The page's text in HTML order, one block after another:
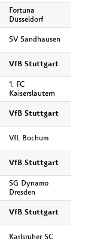
Fortuna
Düsseldorf
SV Sandhausen
VfB Stuttgart
1. FC
Kaiserslautern
VfB Stuttgart
VfL Bochum
VfB Stuttgart
SG Dynamo
Dresden
VfB Stuttgart
Karlsruher SC